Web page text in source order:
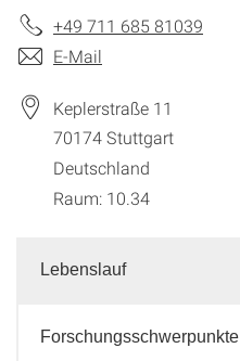
+49 711 685 81039
E-Mail
Keplerstraße 11
70174Stuttgart
Deutschland
Raum: 10.34
Lebenslauf
Forschungsschwerpunkte